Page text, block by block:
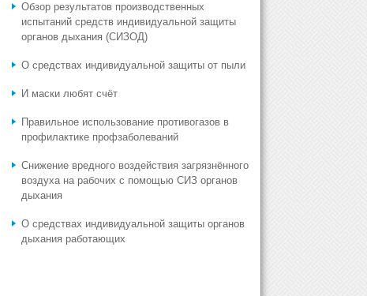
Обзор результатов производственных
испытаний средств индивидуальной защиты
органов дыхания (СИЗОД)
О средствах индивидуальной защиты от пыли
И маски любят счёт
Правильное использование противогазов в
профилактике профзаболеваний
Снижение вредного воздействия загрязнённого
воздуха на рабочих с помощью СИЗ органов
дыхания
О средствах индивидуальной защиты органов
дыхания работающих